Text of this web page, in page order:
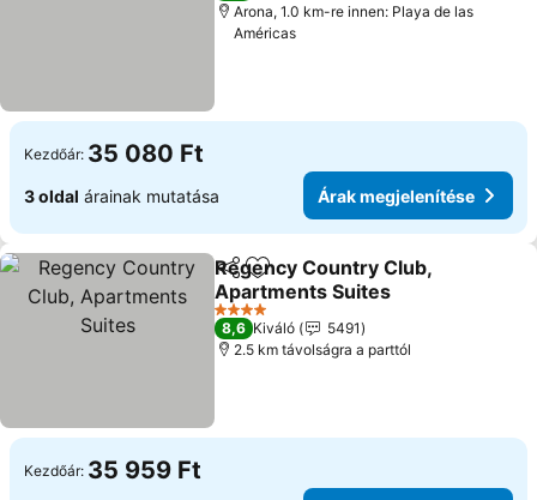
Arona, 1.0 km-re innen: Playa de las
Américas
Kezdőár: 35 080 Ft
3 oldal árainak mutatása Árak megjelenítése
Megosztás
Hozzáadás a kedvencekhez
Regency Country Club,
Apartments Suites
4 Kategória
8,6 Kiváló
5491
2.5 km távolságra a parttól
Kezdőár: 35 959 Ft